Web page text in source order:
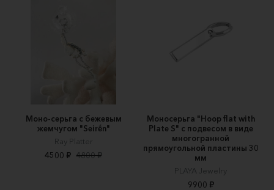
Моно-серьга с бежевым
жемчугом "Seirḗn"
Ray Platter
4500 ₽ 4800 ₽
Моносерьга "Hoop flat with
Plate S" с подвесом в виде
многогранной
прямоугольной пластины 30
мм
PLAYA Jewelry
9900 ₽